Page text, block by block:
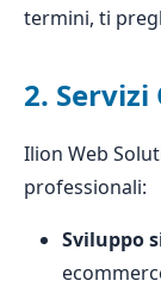
termini, ti
2.
Ilion Web
professionali:
Sviluppo